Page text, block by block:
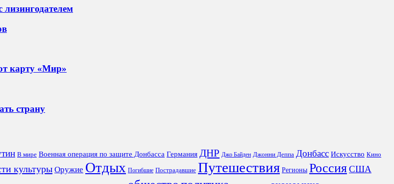
карту «Мир»
страну
В мире Военная операция по защите Донбасса Германия ДНР Джо Байден Джонни Деппа Донбасс Искусство Кино
культуры Оружие Отдых Погибшие Пострадавшие Путешествия Регионы Россия США